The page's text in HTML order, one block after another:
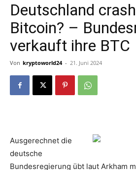
Deutschland
Bitcoin? –
verkauft ihre BTC
Von kryptoworld24 - 21. Juni 2024
Ausgerechnet die
deutsche
Bundesregierung übt laut Arkham